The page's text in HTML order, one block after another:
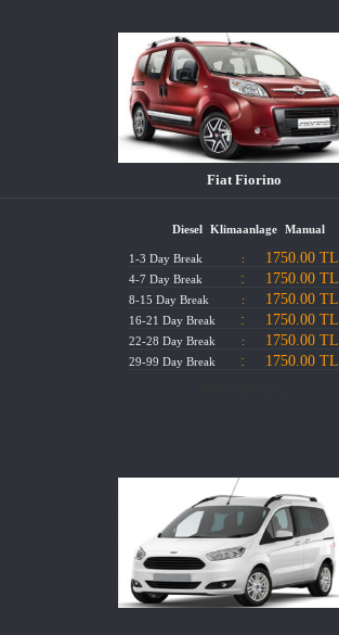
Fiat Fiorino
Diesel Klimaanlage Manual
1-3 Day Break : 1750.00 TL
4-7 Day Break : 1750.00 TL
8-15 Day Break : 1750.00 TL
16-21 Day Break : 1750.00 TL
22-28 Day Break : 1750.00 TL
29-99 Day Break : 1750.00 TL